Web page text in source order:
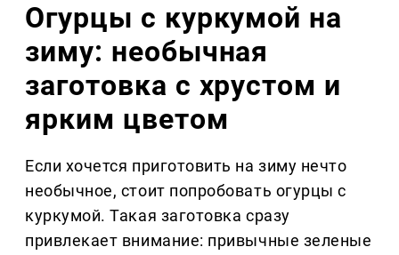
Огурцы с куркумой на
зиму: необычная
заготовка с хрустом и
ярким цветом
Если хочется приготовить на зиму нечто
необычное, стоит попробовать огурцы с
куркумой. Такая заготовка сразу
привлекает внимание: привычные зеленые